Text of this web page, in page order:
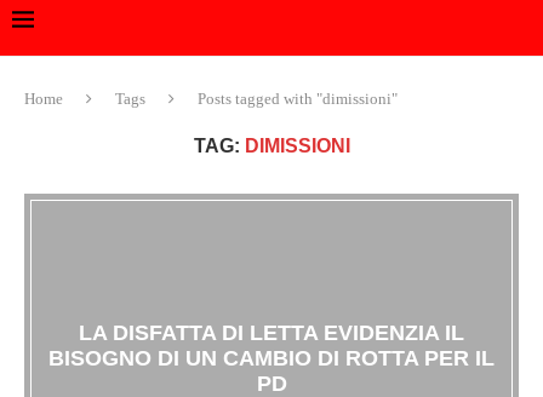
Home Tags Posts tagged with "dimissioni"
TAG: DIMISSIONI
LA DISFATTA DI LETTA EVIDENZIA IL
BISOGNO DI UN CAMBIO DI ROTTA PER IL
PD